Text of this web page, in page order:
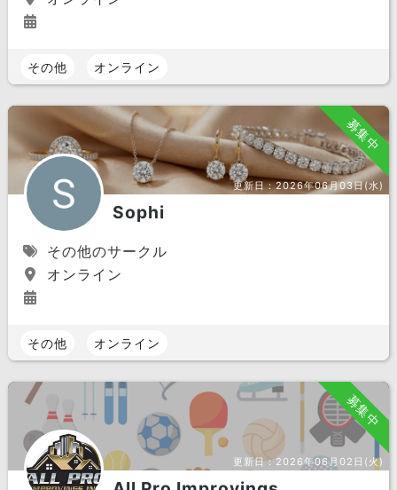
その他 オンライン
募集中
更新日：2026年06月03日(水)
Sophi
その他のサークル
オンライン
その他 オンライン
募集中
更新日：2026年06月02日(火)